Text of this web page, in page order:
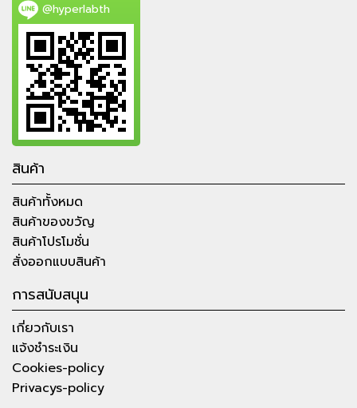
@hyperlabth
สินค้า
สินค้าทั้งหมด
สินค้าของขวัญ
สินค้าโปรโมชั่น
สั่งออกแบบสินค้า
การสนับสนุน
เกี่ยวกับเรา
แจ้งชำระเงิน
Cookies-policy
Privacys-policy